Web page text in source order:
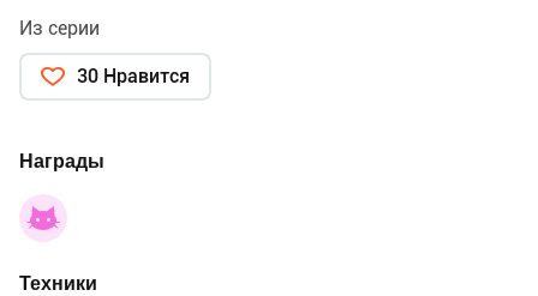
Из серии
30 Нравится
Награды
Техники